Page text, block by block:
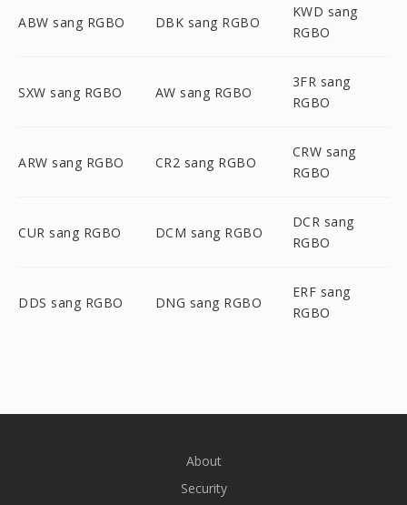
ABW sang RGBO DBK sang RGBO
KWD sang
RGBO
SXW sang RGBO AW sang RGBO
3FR sang
RGBO
ARW sang RGBO CR2 sang RGBO
CRW sang
RGBO
CUR sang RGBO DCM sang RGBO
DCR sang
RGBO
DDS sang RGBO DNG sang RGBO
ERF sang
RGBO
About
Security